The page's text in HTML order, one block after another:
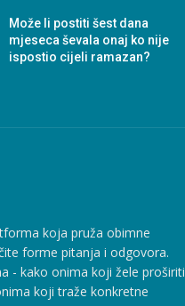
Može li postiti šest dana
mjeseca ševala onaj ko nije
ispostio cijeli ramazan?
koja pruža obimne
forme pitanja i odgovora.
- kako onima koji žele proširiti
koji traže konkretne